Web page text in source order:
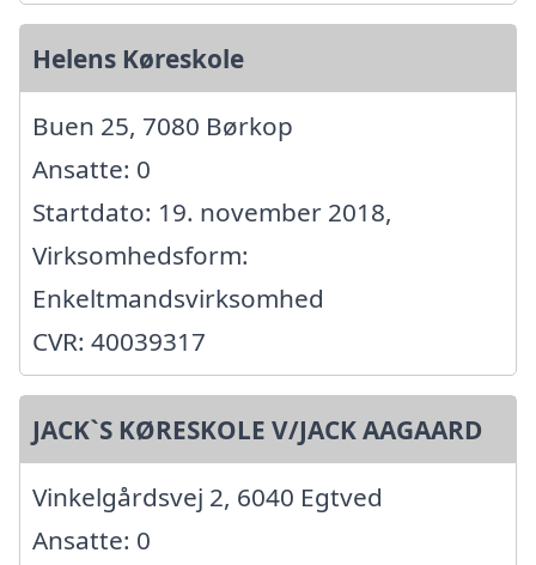
Helens Køreskole
Buen 25, 7080 Børkop
Ansatte: 0
Startdato: 19. november 2018,
Virksomhedsform:
Enkeltmandsvirksomhed
CVR: 40039317
JACK`S KØRESKOLE V/JACK AAGAARD
Vinkelgårdsvej 2, 6040 Egtved
Ansatte: 0